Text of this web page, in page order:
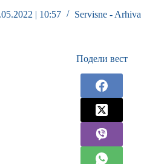
| 10:57 Servisne - Arhiva
Подели вест